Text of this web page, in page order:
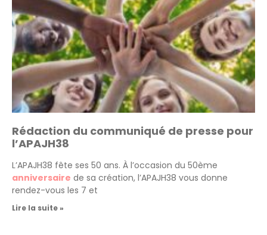
Rédaction du communiqué de presse pour
l’APAJH38
L’APAJH38 fête ses 50 ans. À l’occasion du 50ème
anniversaire de sa création, l’APAJH38 vous donne
rendez-vous les 7 et
Lire la suite »